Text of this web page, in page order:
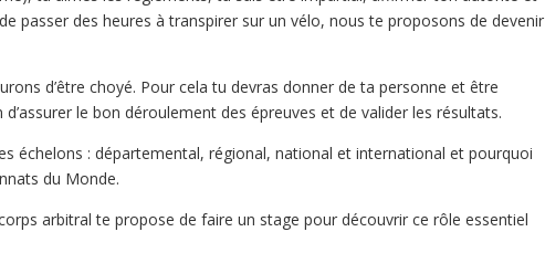
passer des heures à transpirer sur un vélo, nous te proposons de devenir
d’être choyé. Pour cela tu devras donner de ta personne et être
le bon déroulement des épreuves et de valider les résultats.
échelons : départemental, régional, national et international et pourquoi
du Monde.
arbitral te propose de faire un stage pour découvrir ce rôle essentiel